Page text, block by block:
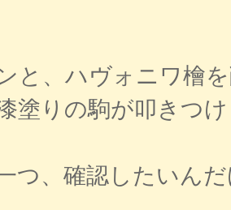
と、ハヴォニワ檜
塗りの駒が叩きつ
つ、確認したいんだ